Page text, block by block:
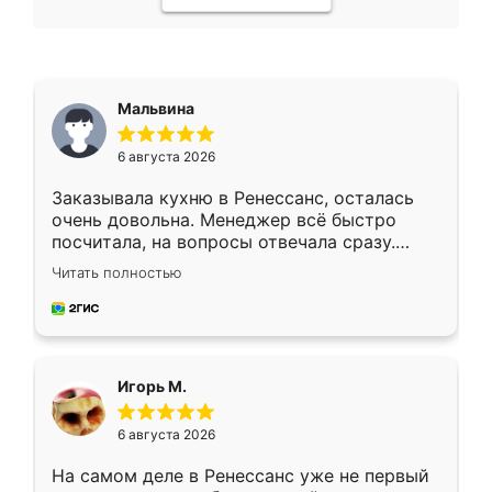
Мальвина
6 августа 2026
Заказывала кухню в Ренессанс, осталась
очень довольна. Менеджер всё быстро
посчитала, на вопросы отвечала сразу.
Замерщик приехал в субботу, подошёл к
делу со всей ответственностью. Собрали
за день, ребята работали аккуратно, даже
Читать полностью
Игорь М.
6 августа 2026
На самом деле в Ренессанс уже не первый